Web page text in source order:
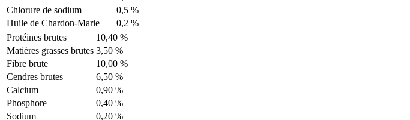
Chlorure de sodium
0,5 %
Huile de Chardon-Marie
0,2 %
Protéines brutes
10,40 %
Matières grasses brutes 3,50 %
Fibre brute
10,00 %
Cendres brutes
6,50 %
Calcium
0,90 %
Phosphore
0,40 %
Sodium
0,20 %